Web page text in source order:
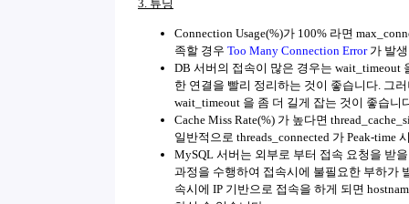
3. 튜닝
Connection Usage(%)가 100% 라면
족할 경우 Too Many Connection Error 가 발
DB 서버의 접속이 많은 경우는 wait_timeout
한 연결을 빨리 정리하는 것이 좋습니다. 그
wait_timeout 을 좀 더 길게 잡는 것이 좋습니
Cache Miss Rate(%) 가 높다면
일반적으로 threads_connected 가 Peak-
MySQL 서버는 외부로 부터 접속 요청을 받
과정을 수행하여 접속시에 불필요한 부하가
속시에 IP 기반으로 접속을 하게 되면